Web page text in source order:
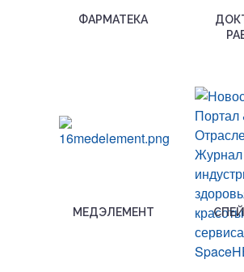
ФАРМАТЕКА
МЕДЭЛЕМЕНТ